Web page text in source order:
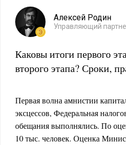
Алексей Родин
Управляющий
Каковы итоги первого
второго этапа? Сроки,
Первая волна амнистии
эксцессов, Федеральная
обещания выполнялись. По
10 тыс. человек. Оценка